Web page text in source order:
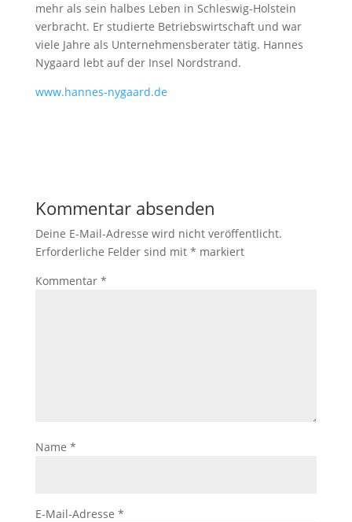
mehr als sein halbes Leben in Schleswig-Holstein
verbracht. Er studierte Betriebswirtschaft und war
viele Jahre als Unternehmensberater tätig. Hannes
Nygaard lebt auf der Insel Nordstrand.
www.hannes-nygaard.de
Kommentar absenden
Deine E-Mail-Adresse wird nicht veröffentlicht.
Erforderliche Felder sind mit * markiert
Kommentar *
Name *
E-Mail-Adresse *